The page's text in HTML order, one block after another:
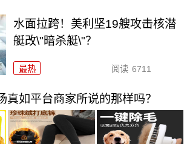
水面拉跨！美利坚19艘攻击核潜
艇改\"暗杀艇\"？
最热 阅读 6711
真如平台商家所说的那样吗？